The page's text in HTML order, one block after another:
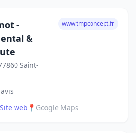
-
&
Saint-
www.tmpconcept.fr
Site web 📍 Google Maps